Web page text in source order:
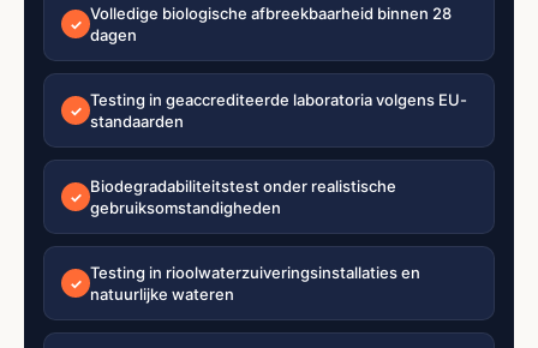
✓
Volledige biologische afbreekbaarheid binnen 28
dagen
✓
Testing in geaccrediteerde laboratoria volgens EU-
standaarden
✓
Biodegradabiliteitstest onder realistische
gebruiksomstandigheden
✓
Testing in rioolwaterzuiveringsinstallaties en
natuurlijke wateren